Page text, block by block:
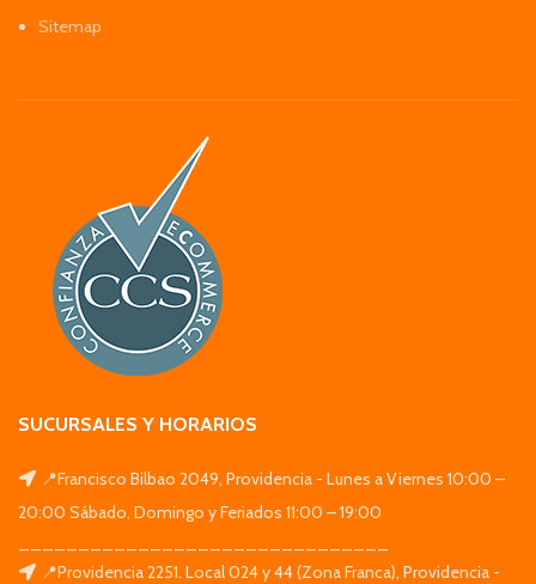
Sitemap
SUCURSALES Y HORARIOS
📍Francisco Bilbao 2049, Providencia - Lunes a Viernes 10:00 –
20:00 Sábado, Domingo y Feriados 11:00 – 19:00
📍Providencia 2251. Local 024 y 44 (Zona Franca), Providencia -